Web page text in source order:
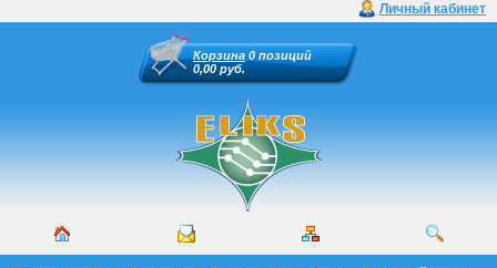
Личный кабинет
Корзина 0 позиций
0,00 руб.